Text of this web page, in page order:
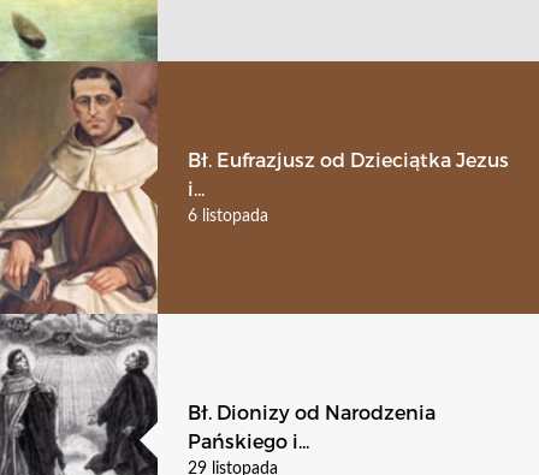
Bł. Eufrazjusz od Dzieciątka Jezus
i...
6 listopada
Bł. Dionizy od Narodzenia
Pańskiego i...
29 listopada